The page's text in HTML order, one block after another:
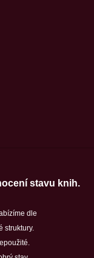
stavu knih.
dle
struktury.